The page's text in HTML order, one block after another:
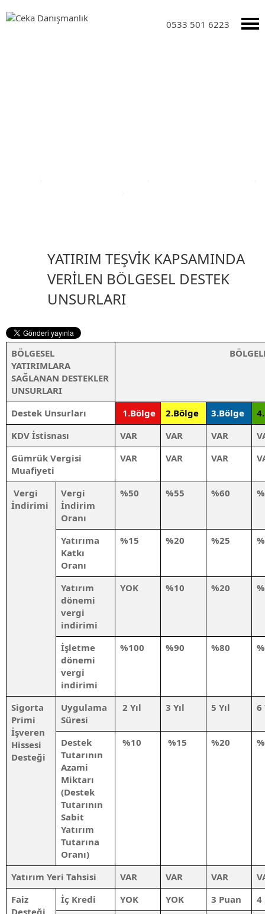
0533 501 6223
YATIRIM TEŞVİK KAPSAMINDA
VERİLEN BÖLGESEL DESTEK
UNSURLARI
BÖLGESEL
YATIRIMLARA
SAĞLANAN DESTEKLER
UNSURLARI
Destek Unsurları 1.Bölge 2.Bölge 3.Bölge
KDV İstisnası
VAR VAR VAR
Gümrük Vergisi
Muafiyeti
VAR VAR VAR
Vergi
İndirimi
Vergi
İndirim
Oranı
%50 %55 %60
Yatırıma
Katkı
Oranı
%15 %20 %25
Yatırım
dönemi
vergi
indirimi
YOK %10 %20
İşletme
dönemi
vergi
indirimi
%100 %90 %80
Sigorta
Primi
İşveren
Hissesi
Desteği
Uygulama
Süresi
2 Yıl 3 Yıl 5 Yıl 6
Destek
Tutarının
Azami
Miktarı
(Destek
Tutarının
Sabit
Yatırım
Tutarına
Oranı)
%10 %15 %20
Yatırım Yeri Tahsisi VAR VAR VAR
Faiz
Desteği
İç Kredi YOK YOK 3 Puan
4